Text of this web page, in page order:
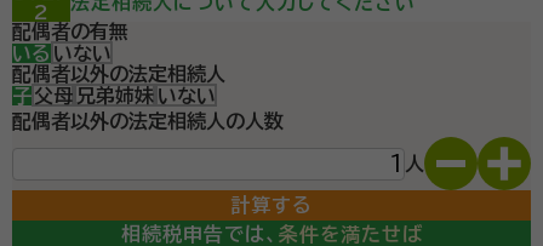
法人は、相続に関する業務のみに専念している専門事務
所です。代表税理士は、現在まで100件以上の相続案件
をサポートした実績があります。令和4年にはダイヤモン
ド社出版の「相続&事業承継で頼りになるプロフェッショ
ナル セレクト100」に選出され、週刊ダイヤモンド誌にて
も東北を代表する相続専門家として紹介されました。
2
配偶者の有無
いる いない
配偶者以外の法定相続人
子父母 兄弟姉妹 いない
配偶者以外の法定相続人の人数
人
計算する
相続税申告では、 条件を満たせば